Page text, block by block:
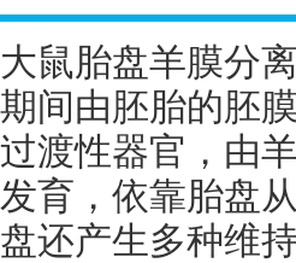
大鼠胎盘羊膜分
期间由胚胎的胚
过渡性器官，由
发育，依靠胎盘
盘还产生多种维